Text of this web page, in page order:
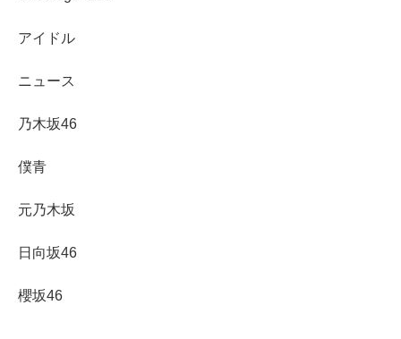
アイドル
ニュース
乃木坂46
僕青
元乃木坂
日向坂46
櫻坂46